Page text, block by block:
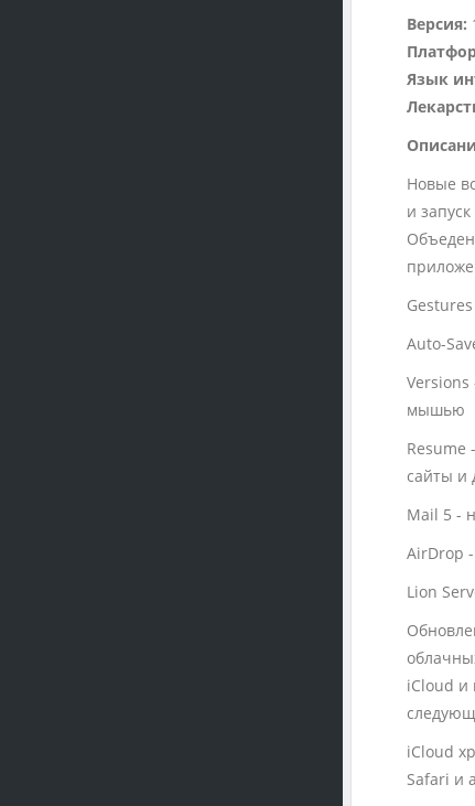
Версия:
Язык
Новые
и
Auto-
Versions
мышью
Resume
сайты и
Mail 5 -
AirDrop
Lion
iCloud и
iCloud
Safari и